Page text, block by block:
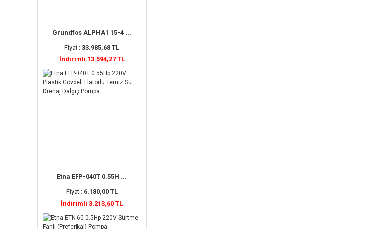
Grundfos ALPHA1 15-4 ...
Fiyat :33.985,68 TL
İndirimli 13.594,27 TL
Etna EFP-040T 0.55H ...
Fiyat : 6.180,00 TL
İndirimli 3.213,60 TL